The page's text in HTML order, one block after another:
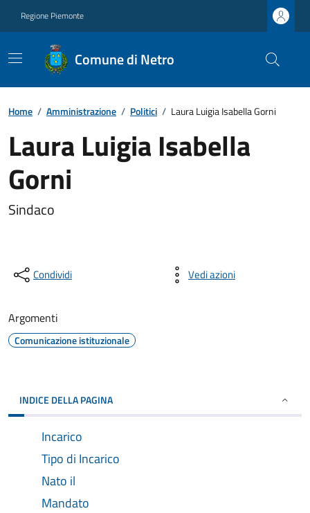
Regione Piemonte
Comune di Netro
Home / Amministrazione / Politici / Laura Luigia Isabella Gorni
Laura Luigia Isabella
Gorni
Sindaco
Condividi Vedi azioni
Argomenti
Comunicazione istituzionale
INDICE DELLA PAGINA
Incarico
Tipo di Incarico
Nato il
Mandato